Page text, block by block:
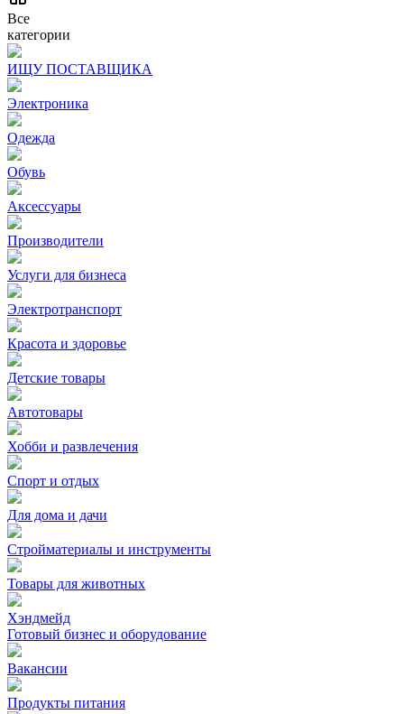
Все
категории
ИЩУ ПОСТАВЩИКА
Электроника
Одежда
Обувь
Аксессуары
Производители
Услуги для бизнеса
Электротранспорт
Красота и здоровье
Детские товары
Автотовары
Хобби и развлечения
Спорт и отдых
Для дома и дачи
Стройматериалы и инструменты
Товары для животных
Хэндмейд
Готовый бизнес и оборудование
Вакансии
Продукты питания